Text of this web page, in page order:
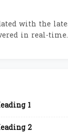
with the
in real-time.
1
2